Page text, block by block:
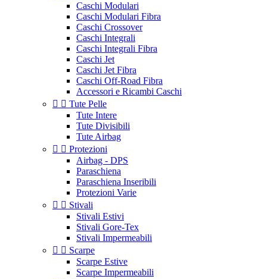
Caschi Modulari
Caschi Modulari Fibra
Caschi Crossover
Caschi Integrali
Caschi Integrali Fibra
Caschi Jet
Caschi Jet Fibra
Caschi Off-Road Fibra
Accessori e Ricambi Caschi
  Tute Pelle
Tute Intere
Tute Divisibili
Tute Airbag
  Protezioni
Airbag - DPS
Paraschiena
Paraschiena Inseribili
Protezioni Varie
  Stivali
Stivali Estivi
Stivali Gore-Tex
Stivali Impermeabili
  Scarpe
Scarpe Estive
Scarpe Impermeabili